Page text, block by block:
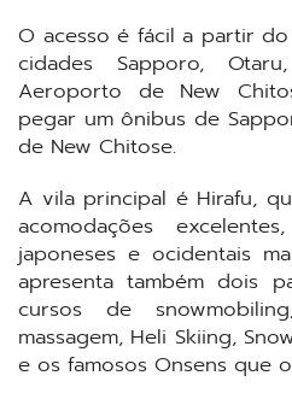
O acesso é fácil a partir do
cidades Sapporo,
Aeroporto de New
pegar um ônibus de
de New Chitose.
A vila principal é Hirafu,
acomodações
japoneses e ocidentais
apresenta também dois
cursos de
massagem, Heli Skiing,
e os famosos Onsens que